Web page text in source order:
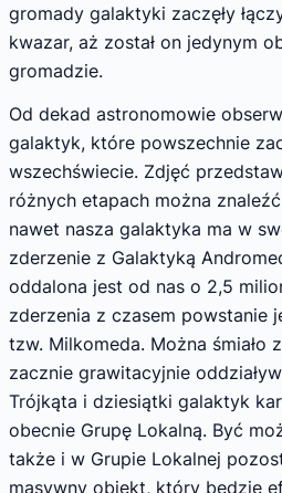
gromady galaktyki zaczęły
kwazar, aż został on jedynym
gromadzie.
Od dekad astronomowie
galaktyk, które powszechnie
wszechświecie. Zdjęć
różnych etapach można
nawet nasza galaktyka ma w
zderzenie z Galaktyką
oddalona jest od nas o 2,5
zderzenia z czasem powstanie
tzw. Milkomeda. Można śmiało
zacznie grawitacyjnie
Trójkąta i dziesiątki galaktyk
obecnie Grupę Lokalną. Być
także i w Grupie Lokalnej
masywny obiekt, który będzie